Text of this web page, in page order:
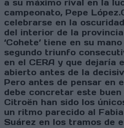
a su máximo rival en la
campeonato, Pepe
celebrarse en la
del interior de la
‘Cohete’ tiene en su
segundo triunfo
en el CERA y que dejaría
abierto antes de la
Pero antes de pensar en
debe concretar este
Citroën han sido los
un ritmo parecido al
Suárez en los tramos de